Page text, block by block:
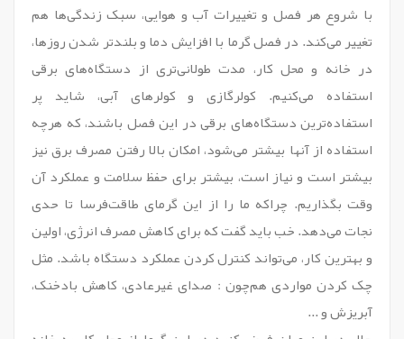
با شروع هر فصل و تغییرات آب و هوایی، سبک زندگی‌ها هم
تغییر می‌کند. در فصل گرما با افزایش دما و بلندتر شدن روزها،
در خانه و محل کار، مدت طولانی‌تری از دستگاه‌های برقی
استفاده می‌کنیم. کولرگازی‌ و کولرهای آبی،‌ شاید پر
استفاده‌ترین دستگاه‌های برقی در این فصل باشند، که هرچه
استفاده از آنها بیشتر می‌شود، امکان بالا رفتن مصرف برق نیز
بیشتر است و نیاز است، بیشتر برای حفظ سلامت و عملکرد آن
وقت بگذاریم. چراکه ما را از این گرمای طاقت‌فرسا تا حدی
نجات ‌می‌دهد. خب باید گفت که برای کاهش مصرف انرژی، اولین
و بهترین کار، می‌تواند کنترل کردن عملکرد دستگاه باشد. مثل
چک کردن مواردی هم‌چون : صدای غیرعادی، کاهش بادخنک،
آبریزش و ...